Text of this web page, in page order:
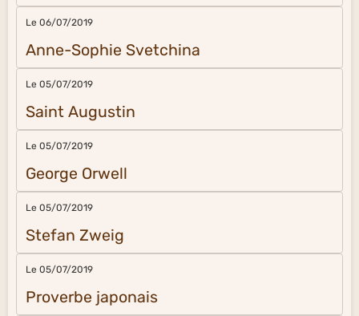
Le 06/07/2019
Anne-Sophie Svetchina
Le 05/07/2019
Saint Augustin
Le 05/07/2019
George Orwell
Le 05/07/2019
Stefan Zweig
Le 05/07/2019
Proverbe japonais